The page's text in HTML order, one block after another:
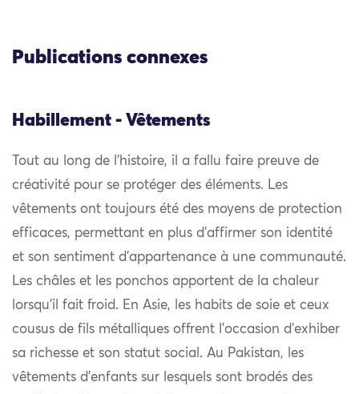
Publications connexes
Habillement - Vêtements
Tout au long de l’histoire, il a fallu faire preuve de
créativité pour se protéger des éléments. Les
vêtements ont toujours été des moyens de protection
efficaces, permettant en plus d’affirmer son identité
et son sentiment d’appartenance à une communauté.
Les châles et les ponchos apportent de la chaleur
lorsqu’il fait froid. En Asie, les habits de soie et ceux
cousus de fils métalliques offrent l’occasion d’exhiber
sa richesse et son statut social. Au Pakistan, les
vêtements d’enfants sur lesquels sont brodés des